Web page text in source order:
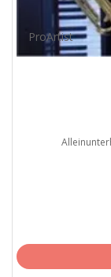
ProArtist